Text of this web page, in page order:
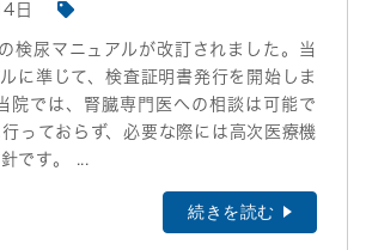
日
検尿マニュアルが改訂されました。当
に準じて、検査証明書発行を開始しま
院では、腎臓専門医への相談は可能で
っておらず、必要な際には高次医療機
です。 ...
続きを読む